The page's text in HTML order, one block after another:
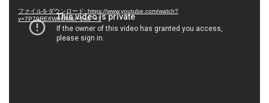
ファイルをダウンロード: https://www.youtube.com/watch?
v=7P79RE6W6GM&t=1s&_=1